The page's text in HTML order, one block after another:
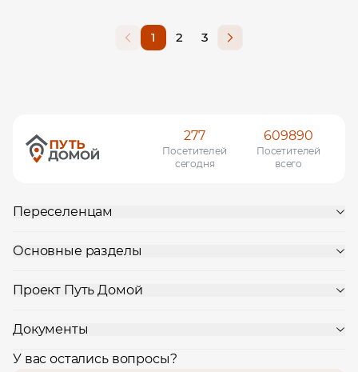
1 2 3
277
Посетителей
сегодня
609890
Посетителей
всего
Переселенцам
Основные разделы
Проект Путь Домой
Документы
У вас остались вопросы?